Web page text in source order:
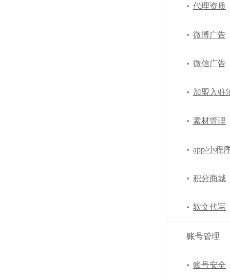
代理资质
微博广告
微信广告
加盟入驻
素材管理
app/小程
积分商城
软文代写
账号管理
账号安全